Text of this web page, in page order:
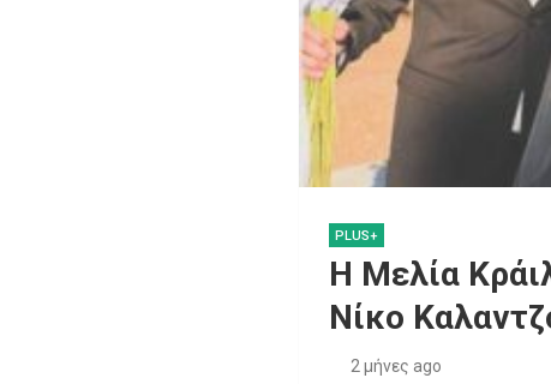
PLUS+
Η Μελία
Νίκο
2 μήνες ago